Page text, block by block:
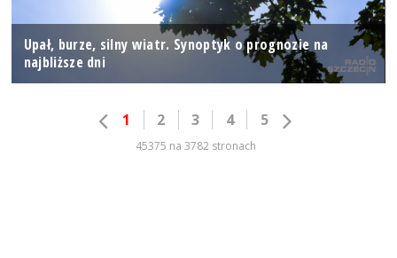
Upał, burze, silny wiatr. Synoptyk o prognozie na
najbliższe dni
1 2 3 4 5
45375 na 3782 stronach